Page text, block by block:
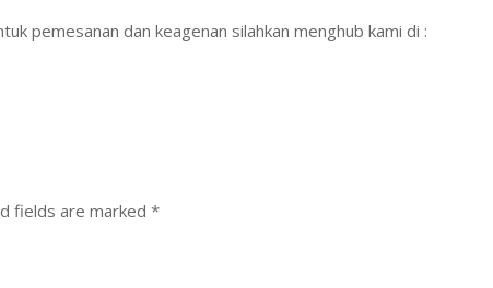
pemesanan dan keagenan silahkan menghub kami di :
fields are marked *